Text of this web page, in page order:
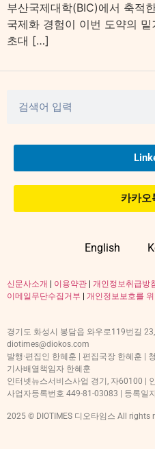
부산국제대학(BIC)에서 축적
국제화 경험이 이번 도약의
초대 […]
카카오
English
신문사소개 | 이용약관 | 개인정보취급방
이메일무단수집거부 | 개인정보보호를
경기도 화성시 봉담읍 와우로119번길
diotimes@diokos.com
발행·편집인 한혜훈 | 편집국장 한혜훈 |
기사배열책임자 한혜훈
인터넷뉴스서비스사업 경기, 자60100 |
사업자등록번호 449-81-03083 | 등록일
2025 © DIOTIMES 디오타임스 All rights